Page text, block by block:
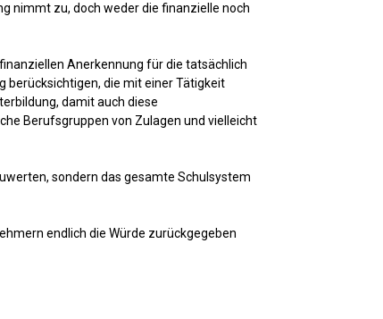
nimmt zu, doch weder die finanzielle noch
Anerkennung für die tatsächlich
berücksichtigen, die mit einer Tätigkeit
damit auch diese
Berufsgruppen von Zulagen und vielleicht
sondern das gesamte Schulsystem
endlich die Würde zurückgegeben